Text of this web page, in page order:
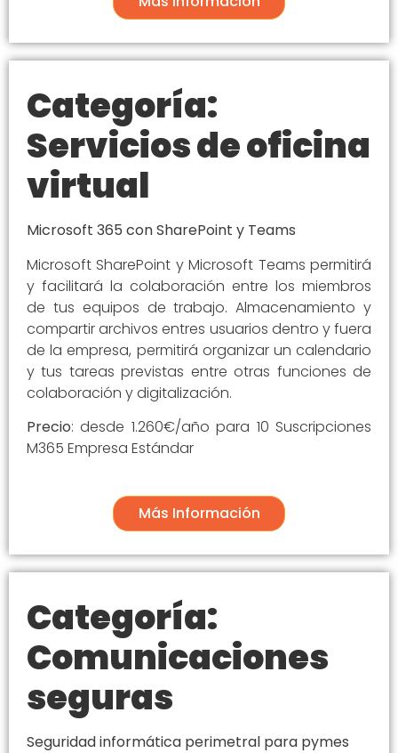
Categoría:
Servicios de oficina
virtual
Microsoft 365 con SharePoint y Teams
Microsoft SharePoint y Microsoft Teams permitirá
y facilitará la colaboración entre los miembros
de tus equipos de trabajo. Almacenamiento y
compartir archivos entres usuarios dentro y fuera
de la empresa, permitirá organizar un calendario
y tus tareas previstas entre otras funciones de
colaboración y digitalización.
Precio: desde 1.260€/año para 10 Suscripciones
M365 Empresa Estándar
Más Información
Categoría:
Comunicaciones
seguras
Seguridad informática perimetral para pymes